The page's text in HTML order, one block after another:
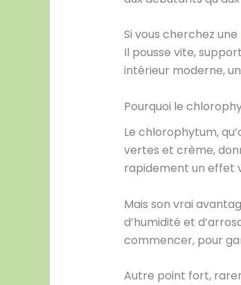
Si vous cherchez une
Il pousse vite,
intérieur moderne,
Pourquoi le
Le chlorophytum,
vertes et crème,
rapidement un effet
Mais son vrai
d’humidité et
commencer, pour
Autre point fort,